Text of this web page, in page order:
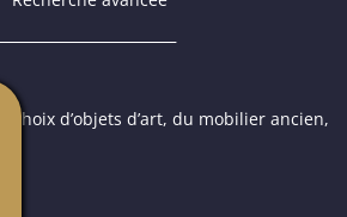
d’objets d’art, du mobilier ancien,